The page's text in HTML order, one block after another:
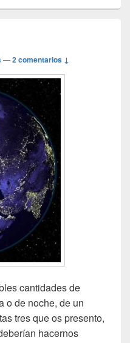
—2 comentarios ↓
cantidades de
o de noche, de un
tres que os presento,
hacernos